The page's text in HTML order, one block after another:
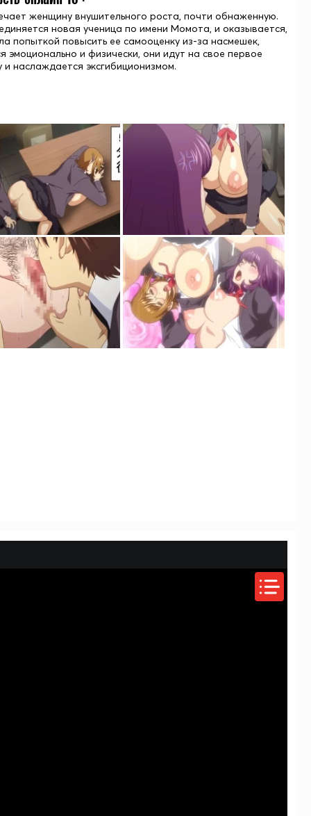
женщину внушительного роста, почти обнаженную.
новая ученица по имени Момота, и оказывается,
попыткой повысить ее самооценку из-за насмешек,
и физически, они идут на свое первое
наслаждается эксгибиционизмом.